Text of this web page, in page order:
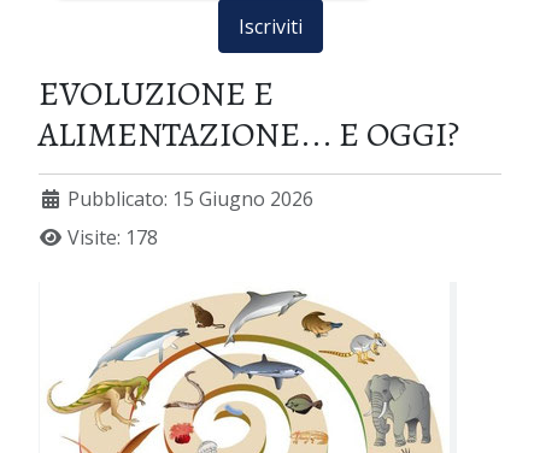
Iscriviti
EVOLUZIONE E
ALIMENTAZIONE... E OGGI?
Pubblicato: 15 Giugno 2026
Visite: 178